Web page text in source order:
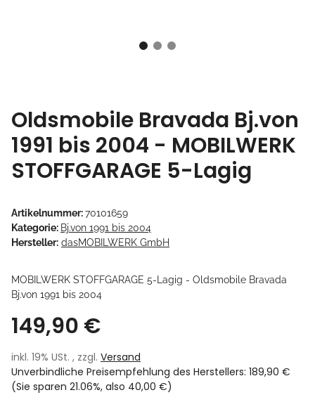
Oldsmobile Bravada Bj.von
1991 bis 2004 - MOBILWERK
STOFFGARAGE 5-Lagig
Artikelnummer:70101659
Kategorie: Bj.von 1991 bis 2004
Hersteller: dasMOBILWERK GmbH
MOBILWERK STOFFGARAGE 5-Lagig - Oldsmobile Bravada
Bj.von 1991 bis 2004
149,90 €
inkl. 19% USt. , zzgl. Versand
Unverbindliche Preisempfehlung des Herstellers: 189,90 €
(Sie sparen 21.06%, also 40,00 €)